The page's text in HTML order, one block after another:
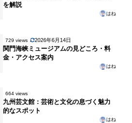
を解説
はね
729 views 2026年6月14日
関門海峡ミュージアムの見どころ・料
金・アクセス案内
はね
664 views
九州芸文館：芸術と文化の息づく魅力
的なスポット
はね